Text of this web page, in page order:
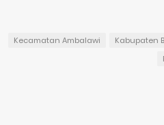
Kabupaten
Kecamatan Ambalawi